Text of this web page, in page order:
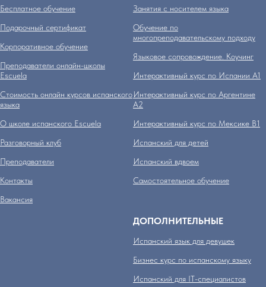
Бесплатное обучение
Подарочный сертификат
Корпоративное обучение
Преподаватели онлайн-школы
Escuela
Стоимость онлайн курсов испанского
языка
О школе испанского Escuela
Разговорный клуб
Преподаватели
Контакты
Вакансия
Занятия с носителем языка
Обучение по
многопреподавательскому подходу
Языковое сопровождение. Коучинг
Интерактивный курс по Испании А1
Интерактивный курс по Аргентине
А2
Интерактивный курс по Мексике B1
Испанский для детей
Испанский вдвоем
Самостоятельное обучение
ДОПОЛНИТЕЛЬНЫЕ
Испанский язык для девушек
Бизнес курс по испанскому языку
Испанский для IT-специалистов